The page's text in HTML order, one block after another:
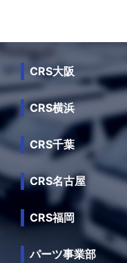
CRS大阪
CRS横浜
CRS千葉
CRS名古屋
CRS福岡
パーツ事業部